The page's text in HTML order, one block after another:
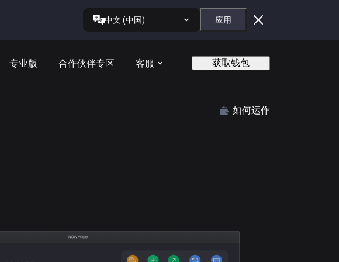
中文 (中国) 应用
专业版 合作伙伴专区 客服 获取钱包
如何运作